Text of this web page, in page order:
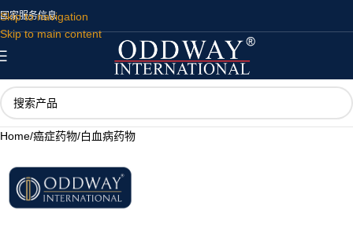
Skip to navigation
Skip to main content
国家服务信息
Home/癌症药物/白血病药物